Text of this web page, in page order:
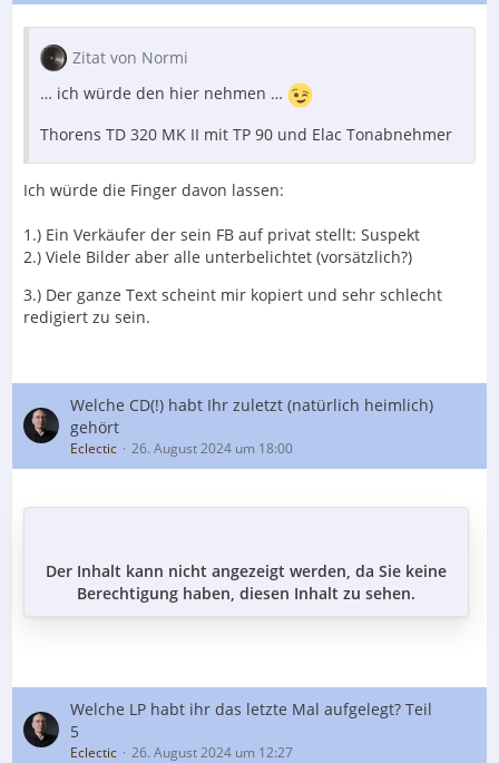
Zitat von Normi
… ich würde den hier nehmen …
Thorens TD 320 MK II mit TP 90 und Elac Tonabnehmer
Ich würde die Finger davon lassen:
1.) Ein Verkäufer der sein FB auf privat stellt: Suspekt
2.) Viele Bilder aber alle unterbelichtet (vorsätzlich?)
3.) Der ganze Text scheint mir kopiert und sehr schlecht
redigiert zu sein.
Welche CD(!) habt Ihr zuletzt (natürlich heimlich)
gehört
Eclectic 26. August 2024 um 18:00
Der Inhalt kann nicht angezeigt werden, da Sie keine
Berechtigung haben, diesen Inhalt zu sehen.
Welche LP habt ihr das letzte Mal aufgelegt? Teil
5
Eclectic 26. August 2024 um 12:27